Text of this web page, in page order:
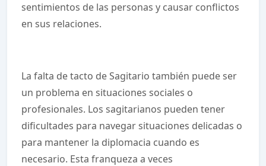
sentimientos de las personas y causar conflictos
en sus relaciones.
La falta de tacto de Sagitario también puede ser
un problema en situaciones sociales o
profesionales. Los sagitarianos pueden tener
dificultades para navegar situaciones delicadas o
para mantener la diplomacia cuando es
necesario. Esta franqueza a veces